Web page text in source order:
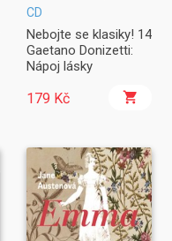
CD
Nebojte se klasiky! 14
Gaetano Donizetti:
Nápoj lásky
179 Kč